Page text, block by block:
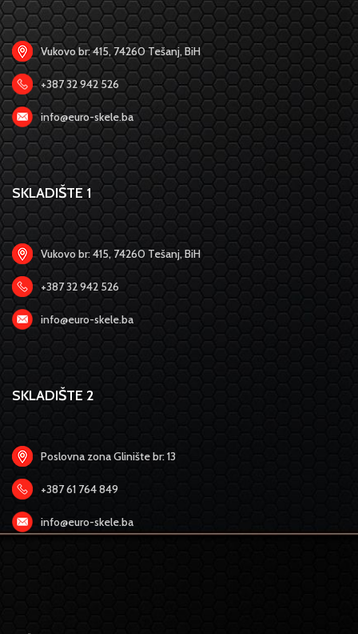
Vukovo br: 415, 74260 Tešanj, BiH
+387 32 942 526
info@euro-skele.ba
SKLADIŠTE 1
Vukovo br: 415, 74260 Tešanj, BiH
+387 32 942 526
info@euro-skele.ba
SKLADIŠTE 2
Poslovna zona Glinište br: 13
+387 61 764 849
info@euro-skele.ba